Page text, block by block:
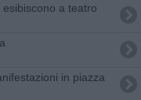
a teatro
in piazza